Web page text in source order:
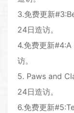
3.免费更新
24日造访。
4.免费更新
访。
5. Paws and
24日造访。
6.免费更新